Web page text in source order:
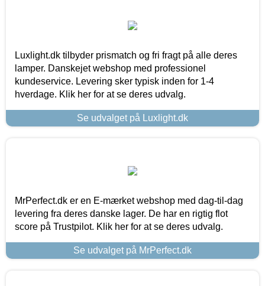
Luxlight.dk tilbyder prismatch og fri fragt på alle deres
lamper. Danskejet webshop med professionel
kundeservice. Levering sker typisk inden for 1-4
hverdage. Klik her for at se deres udvalg.
Se udvalget på Luxlight.dk
MrPerfect.dk er en E-mærket webshop med dag-til-dag
levering fra deres danske lager. De har en rigtig flot
score på Trustpilot. Klik her for at se deres udvalg.
Se udvalget på MrPerfect.dk